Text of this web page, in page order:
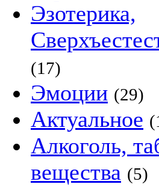
Эзотерика,
(17)
Эмоции (29)
Актуальное
Алкоголь,
вещества (5)